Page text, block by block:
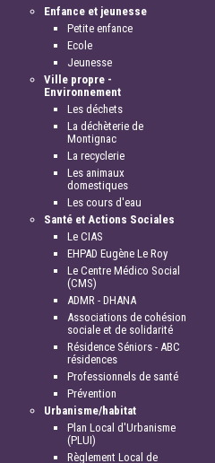
Enfance et jeunesse
Petite enfance
Ecole
Jeunesse
Ville propre -
Environnement
Les déchets
La déchèterie de
Montignac
La recyclerie
Les animaux
domestiques
Les cours d'eau
Santé et Actions Sociales
Le CIAS
EHPAD Eugène Le Roy
Le Centre Médico Social
(CMS)
ADMR - DHANA
Associations de cohésion
sociale et de solidarité
Résidence Séniors - ABC
résidences
Professionnels de santé
Prévention
Urbanisme/habitat
Plan Local d'Urbanisme
(PLUI)
Règlement Local de